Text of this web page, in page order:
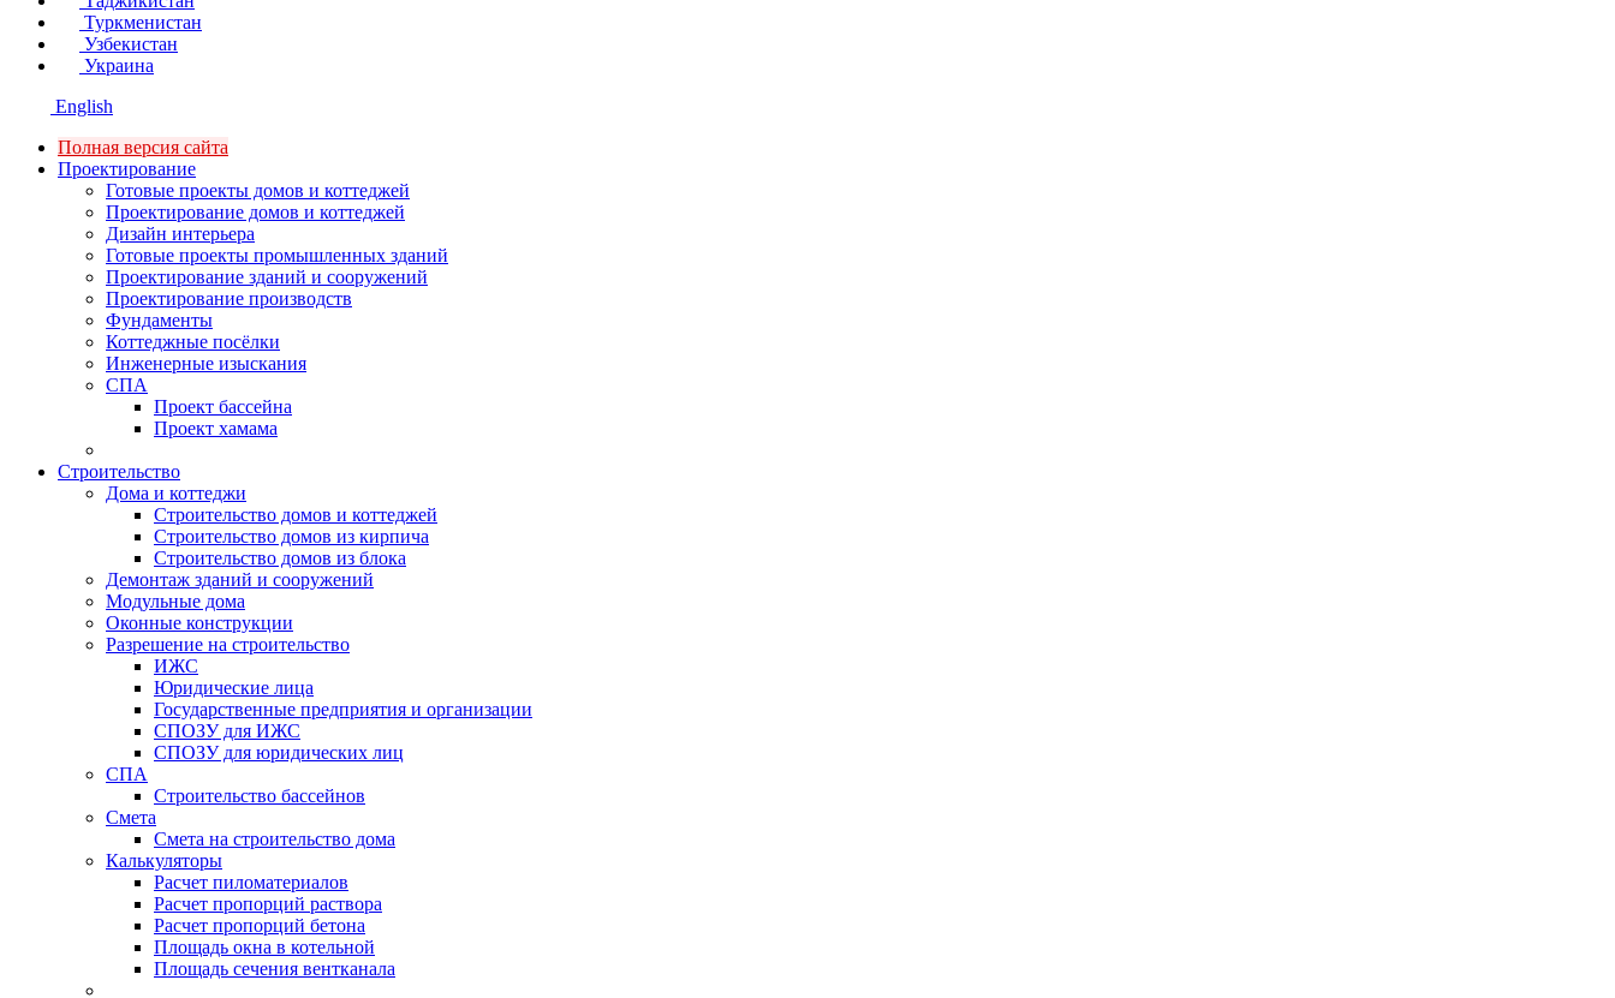
Туркменистан
Узбекистан
Украина
English
Полная версия сайта
Проектирование
Готовые проекты домов и коттеджей
Проектирование домов и коттеджей
Дизайн интерьера
Готовые проекты промышленных зданий
Проектирование зданий и сооружений
Проектирование производств
Фундаменты
Коттеджные посёлки
Инженерные изыскания
СПА
Проект бассейна
Проект хамама
Строительство
Дома и коттеджи
Строительство домов и коттеджей
Строительство домов из кирпича
Строительство домов из блока
Демонтаж зданий и сооружений
Модульные дома
Оконные конструкции
Разрешение на строительство
ИЖС
Юридические лица
Государственные предприятия и организации
СПОЗУ для ИЖС
СПОЗУ для юридических лиц
СПА
Строительство бассейнов
Смета
Смета на строительство дома
Калькуляторы
Расчет пиломатериалов
Расчет пропорций раствора
Расчет пропорций бетона
Площадь окна в котельной
Площадь сечения вентканала